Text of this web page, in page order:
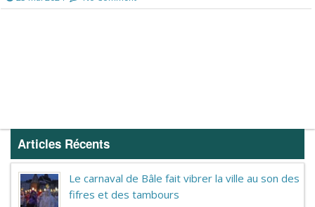
Articles Récents
Le carnaval de Bâle fait vibrer la ville au son des
fifres et des tambours